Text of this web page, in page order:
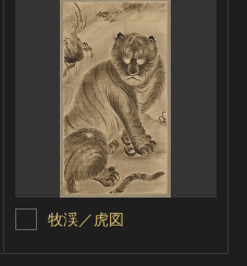
牧渓／虎図